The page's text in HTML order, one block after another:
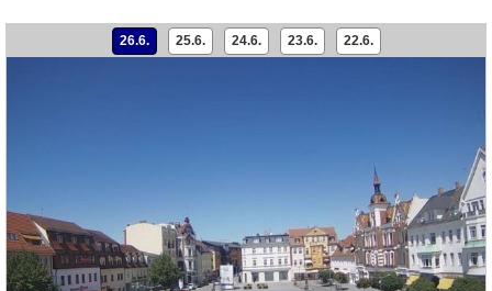
26.6. 25.6. 24.6. 23.6. 22.6.